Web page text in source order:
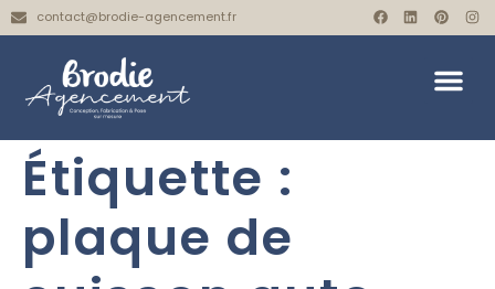
contact@brodie-agencement.fr
Étiquette :
plaque de